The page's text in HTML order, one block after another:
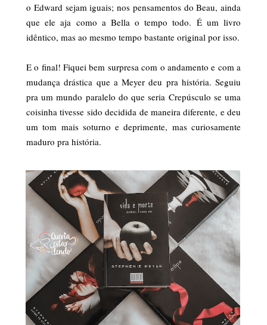
o Edward sejam iguais; nos pensamentos do Beau, ainda
que ele aja como a Bella o tempo todo. É um livro
idêntico, mas ao mesmo tempo bastante original por isso.
E o final! Fiquei bem surpresa com o andamento e com a
mudança drástica que a Meyer deu pra história. Seguiu
pra um mundo paralelo do que seria Crepúsculo se uma
coisinha tivesse sido decidida de maneira diferente, e deu
um tom mais soturno e deprimente, mas curiosamente
maduro pra história.